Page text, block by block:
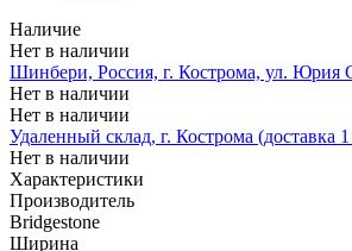
Наличие
Нет в наличии
Шинбери, Россия, г. Кострома, ул. Юрия
Нет в наличии
Нет в наличии
Удаленный склад, г. Кострома (доставка
Нет в наличии
Характеристики
Производитель
Bridgestone
Ширина